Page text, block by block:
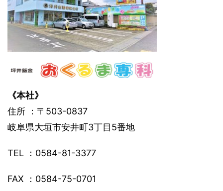
《本社》
住所 ：〒503-0837
岐阜県大垣市安井町3丁目5番地
TEL ：0584-81-3377
FAX ：0584-75-0701